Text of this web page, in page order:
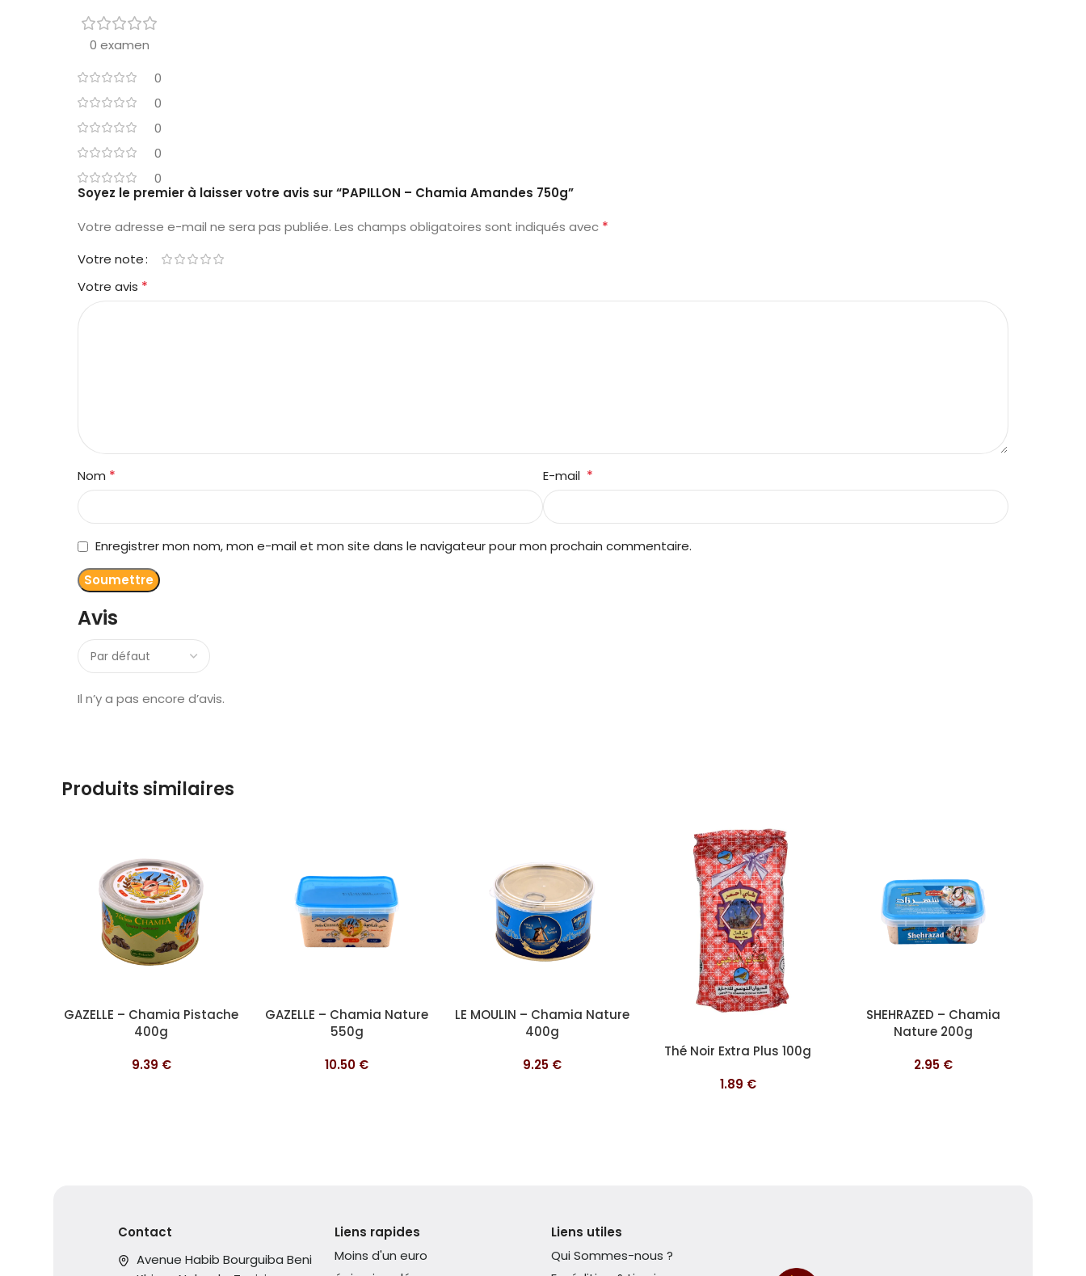
0 examen
0
0
0
0
0
Avis
Il n’y a pas encore d’avis.
Soyez le premier à laisser votre avis sur “PAPILLON – Chamia Amandes 750g”
Votre adresse e-mail ne sera pas publiée. Les champs obligatoires sont indiqués avec *
Votre note
Votre avis *
Nom * E-mail *
Enregistrer mon nom, mon e-mail et mon site dans le navigateur pour mon prochain commentaire.
Produits similaires
Ajouter au panier
GAZELLE – Chamia Pistache
400g
9.39 €
Ajouter au panier
GAZELLE – Chamia Nature
550g
10.50 €
Ajouter au panier
LE MOULIN – Chamia Nature
400g
9.25 €
Ajouter au panier
Thé Noir Extra Plus 100g
1.89 €
Ajouter au panier
SHEHRAZED – Chamia
Nature 200g
2.95 €
Contact
Avenue Habib Bourguiba Beni
Liens rapides
Moins d'un euro
Liens utiles
Qui Sommes-nous ?